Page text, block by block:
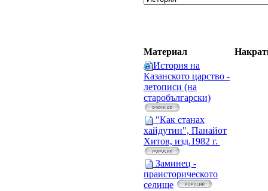
Материал
История на
Казанското царство -
летописи (на
старобългарски)
"Как станах
хайдутин", Панайот
Хитов, изд.1982 г.
Заминец -
праисторическото
селище